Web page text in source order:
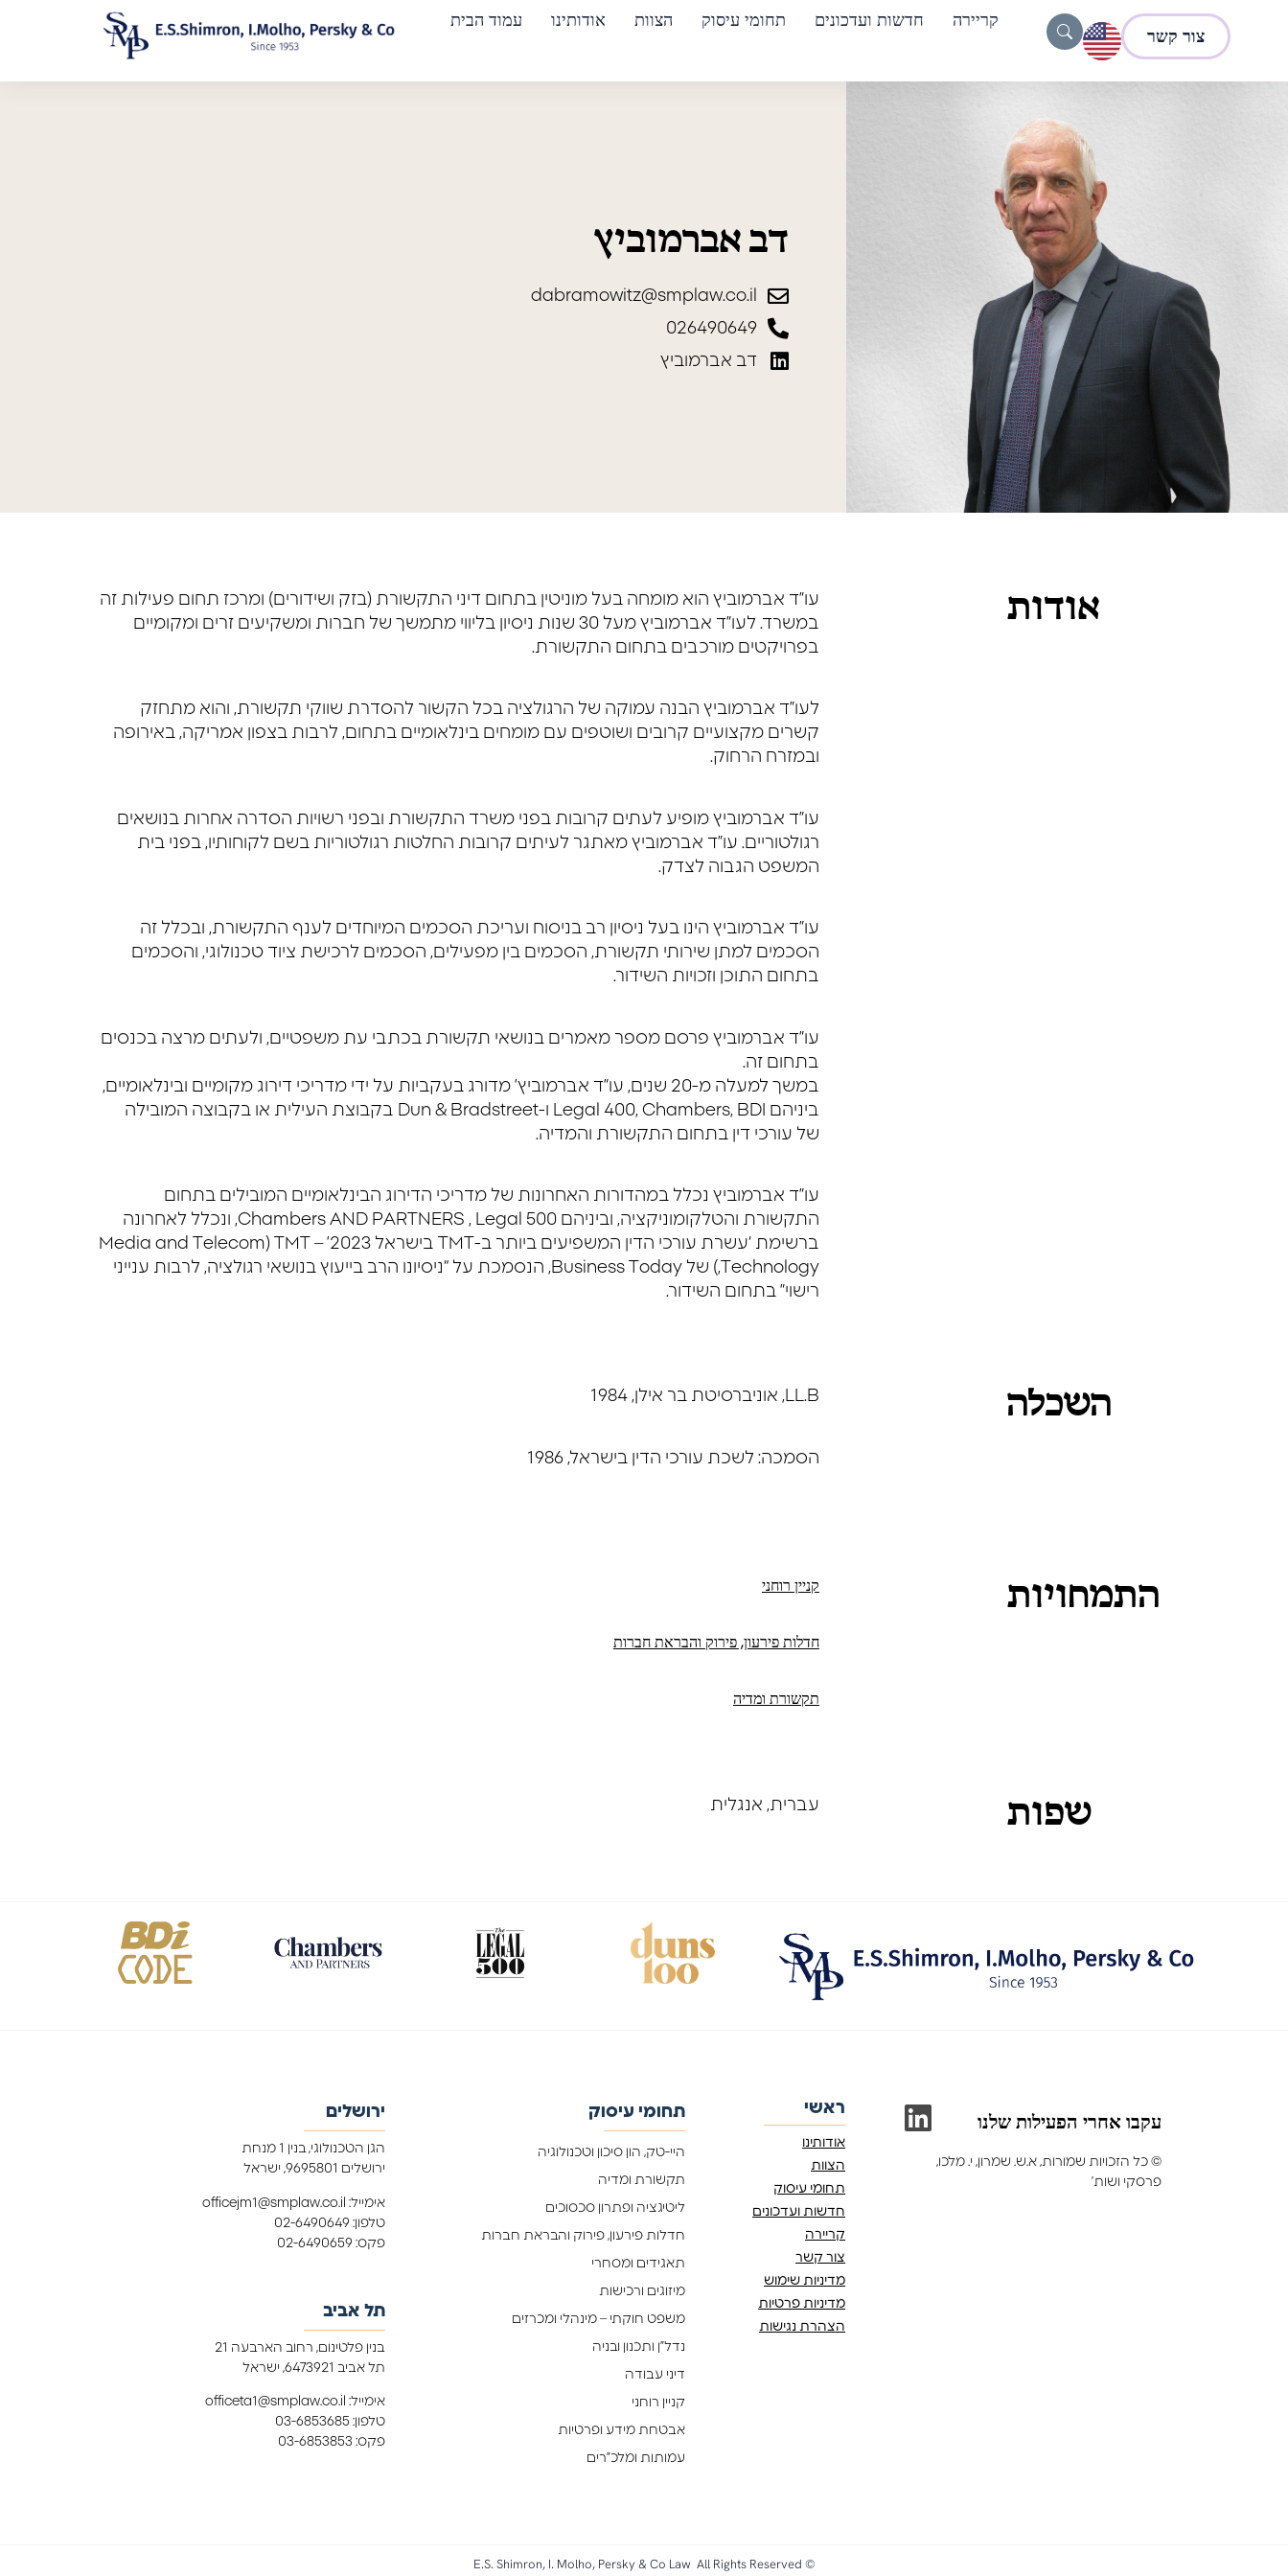
צור קשר
קריירה חדשות ועדכונים תחומי עיסוק הצוות אודותינו עמוד הבית
דב אברמוביץ
dabramowitz@smplaw.co.il
026490649
דב אברמוביץ
אודות
עו”ד אברמוביץ הוא מומחה בעל מוניטין בתחום דיני התקשורת (בזק ושידורים) ומרכז תחום פעילות זה
במשרד. לעו”ד אברמוביץ מעל 30 שנות ניסיון בליווי מתמשך של חברות ומשקיעים זרים ומקומיים
בפרויקטים מורכבים בתחום התקשורת.
לעו”ד אברמוביץ הבנה עמוקה של הרגולציה בכל הקשור להסדרת שווקי תקשורת, והוא מתחזק
קשרים מקצועיים קרובים ושוטפים עם מומחים בינלאומיים בתחום, לרבות בצפון אמריקה, באירופה
ובמזרח הרחוק.
עו”ד אברמוביץ מופיע לעתים קרובות בפני משרד התקשורת ובפני רשויות הסדרה אחרות בנושאים
רגולטוריים. עו”ד אברמוביץ מאתגר לעיתים קרובות החלטות רגולטוריות בשם לקוחותיו, בפני בית
המשפט הגבוה לצדק.
עו”ד אברמוביץ הינו בעל ניסיון רב בניסוח ועריכת הסכמים המיוחדים לענף התקשורת, ובכלל זה
הסכמים למתן שירותי תקשורת, הסכמים בין מפעילים, הסכמים לרכישת ציוד טכנולוגי, והסכמים
בתחום התוכן וזכויות השידור.
עו”ד אברמוביץ פרסם מספר מאמרים בנושאי תקשורת בכתבי עת משפטיים, ולעתים מרצה בכנסים
בתחום זה.
במשך למעלה מ-20 שנים, עו”ד אברמוביץ’ מדורג בעקביות על ידי מדריכי דירוג מקומיים ובינלאומיים,
ביניהם Legal 400, Chambers, BDI ו-Dun & Bradstreet בקבוצת העילית או בקבוצה המובילה
של עורכי דין בתחום התקשורת והמדיה.
עו”ד אברמוביץ נכלל במהדורות האחרונות של מדריכי הדירוג הבינלאומיים המובילים בתחום
התקשורת והטלקומוניקציה, וביניהם Chambers AND PARTNERS , Legal 500, ונכלל לאחרונה
ברשימת ‘עשרת עורכי הדין המשפיעים ביותר ב-TMT בישראל 2023’ Media and Telecom) TMT –
Technology,) של Business Today, הנסמכת על “ניסיונו הרב בייעוץ בנושאי רגולציה, לרבות ענייני
רישוי” בתחום השידור.
השכלה LL.B, אוניברסיטת בר אילן, 1984
הסמכה: לשכת עורכי הדין בישראל, 1986
התמחויות קניין רוחני
חדלות פירעון, פירוק והבראת חברות
תקשורת ומדיה
שפות עברית, אנגלית
עקבו אחרי הפעילות שלנו
© כל הזכויות שמורות, א.ש. שמרון, י. מלכו,
פרסקי ושות’
ראשי
אודותינו
הצוות
תחומי עיסוק
חדשות ועדכונים
קריירה
צור קשר
מדיניות שימוש
מדיניות פרטיות
הצהרת נגישות
תחומי עיסוק
היי-טק, הון סיכון וטכנולוגיה
תקשורת ומדיה
ליטיגציה ופתרון סכסוכים
חדלות פירעון, פירוק והבראת חברות
תאגידים ומסחרי
מיזוגים ורכישות
משפט חוקתי – מינהלי ומכרזים
נדל”ן ותכנון ובניה
דיני עבודה
קניין רוחני
אבטחת מידע ופרטיות
עמותות ומלכ”רים
ירושלים
הגן הטכנולוגי, בנין 1 מנחת
ירושלים 9695801, ישראל
אימייל: officejm1@smplaw.co.il
טלפון: 02-6490649
פקס: 02-6490659
תל אביב
בנין פלטינום, רחוב הארבעה 21
תל אביב 6473921, ישראל
אימייל: officeta1@smplaw.co.il
טלפון: 03-6853685
פקס: 03-6853853
© E.S. Shimron, I. Molho, Persky & Co Law All Rights Reserved